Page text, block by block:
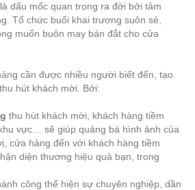
dấu mốc quan trọng ra đời bởi tâm
Tổ chức buổi khai trương suôn sẻ,
muốn buôn may bán đắt cho cửa
cần được nhiều người biết đến, tạo
hút khách mời. Bởi:
thu hút khách mời, khách hàng tiềm
vực… sẽ giúp quảng bá hình ảnh của
cửa hàng đến với khách hàng tiềm
diện thương hiệu quả bạn, trong
công thể hiện sự chuyên nghiệp, dần